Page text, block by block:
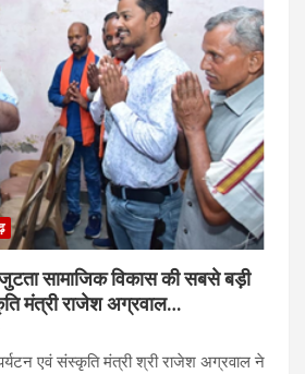
सामाजिक विकास की सबसे बड़ी
मंत्री राजेश अग्रवाल…
एवं संस्कृति मंत्री श्री राजेश अग्रवाल ने